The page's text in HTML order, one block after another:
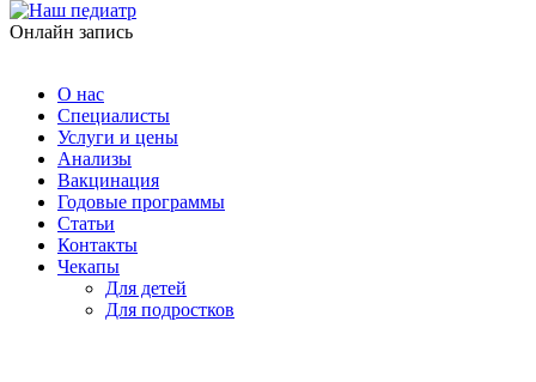
Онлайн запись
О нас
Специалисты
Услуги и цены
Анализы
Вакцинация
Годовые программы
Статьи
Контакты
Чекапы
Для детей
Для подростков